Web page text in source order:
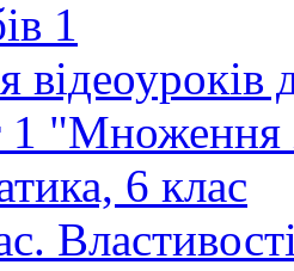
1
відеоуроків
1 "Множення
6 клас